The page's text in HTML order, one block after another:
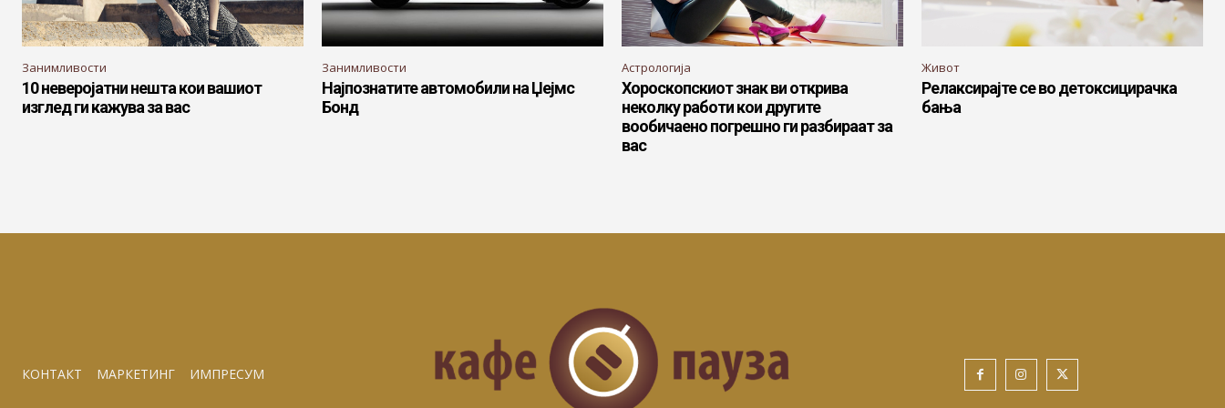
Занимливости
10 неверојатни нешта кои вашиот
изглед ги кажува за вас
Занимливости
Најпознатите автомобили на Џејмс
Бонд
Астрологија
Хороскопскиот знак ви открива
неколку работи кои другите
вообичаено погрешно ги разбираат за
вас
Живот
Релаксирајте се во детоксицирачка
бања
КОНТАКТ МАРКЕТИНГ ИМПРЕСУМ